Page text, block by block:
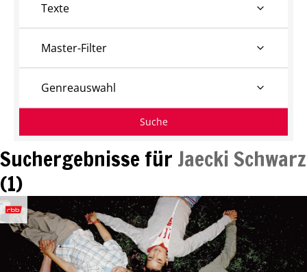
Suchergebnisse für Jaecki Schwarz
(1)
Texte
Master-Filter
Genreauswahl
Suche